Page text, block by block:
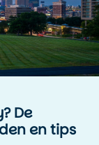
De
en tips